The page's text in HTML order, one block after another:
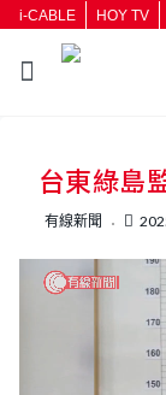
i-CABLE HOY TV
台東綠島
有線新聞